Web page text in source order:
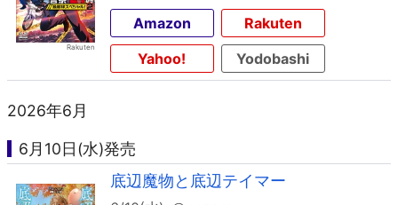
Amazon
Rakuten
Yahoo!
Yodobashi
2026年6月
6月10日(水)発売
底辺魔物と底辺テイマー